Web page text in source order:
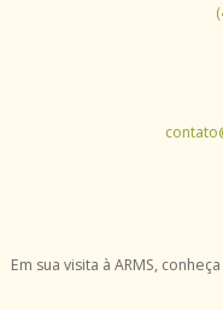
Em sua visita à ARMS,